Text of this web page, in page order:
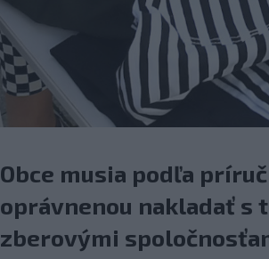
Obce musia podľa
oprávnenou nakladať s
zberovými